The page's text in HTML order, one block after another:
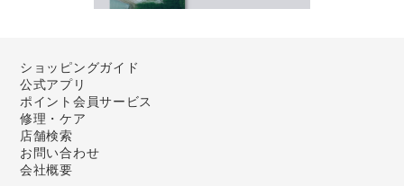
ショッピングガイド
公式アプリ
ポイント会員サービス
修理・ケア
店舗検索
お問い合わせ
会社概要